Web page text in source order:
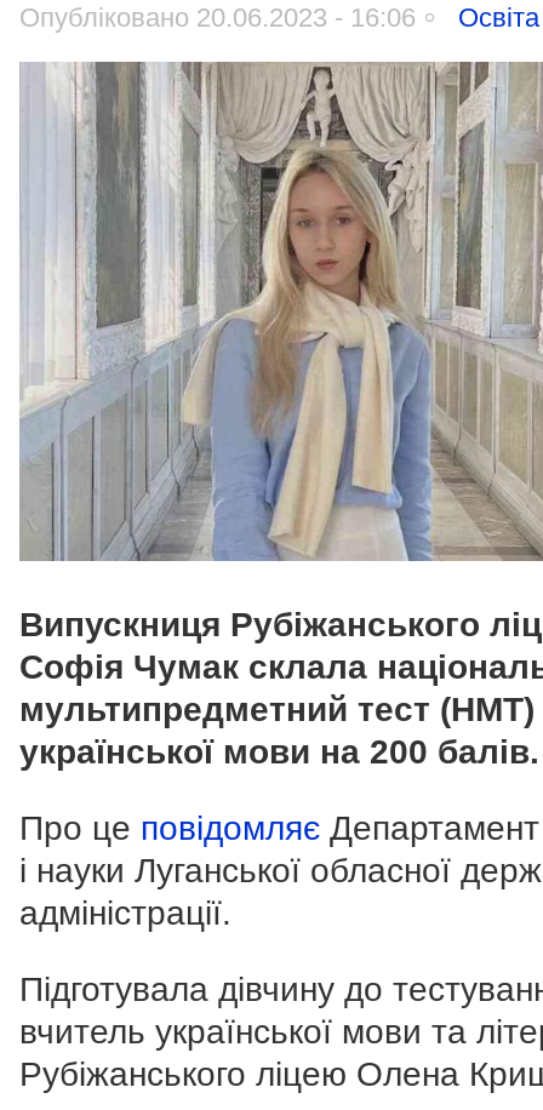
Опубліковано 20.06.2023 - 16:06 Освіта
Випускниця Рубіжанського
Софія Чумак склала
мультипредметний тест (НМТ)
української мови на 200 балів.
Про це повідомляє Департамент
і науки Луганської обласної
адміністрації.
Підготувала дівчину до
вчитель української мови та
Рубіжанського ліцею Олена